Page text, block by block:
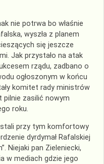
nie potrwa bo właśnie
wyszła z planem
się jeszcze
Jak przystało na atak
rządu, zadbano o
ogłoszonym w końcu
komitet rady ministrów
pilnie zasilić nowym
roku.
przy tym komfortowy
dyrdymał Rafalskiej
Niejaki pan Zieleniecki,
w mediach gdzie jego